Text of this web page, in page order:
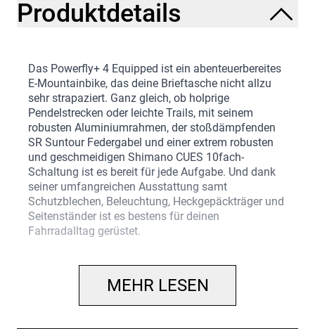
Produktdetails
Das Powerfly+ 4 Equipped ist ein abenteuerbereites
E-Mountainbike, das deine Brieftasche nicht allzu
sehr strapaziert. Ganz gleich, ob holprige
Pendelstrecken oder leichte Trails, mit seinem
robusten Aluminiumrahmen, der stoßdämpfenden
SR Suntour Federgabel und einer extrem robusten
und geschmeidigen Shimano CUES 10fach-
Schaltung ist es bereit für jede Aufgabe. Und dank
seiner umfangreichen Ausstattung samt
Schutzblechen, Beleuchtung, Heckgepäckträger und
Seitenständer ist es bestens für deinen
Fahrradalltag gerüstet.
ausgefahrener Pfade suchst. Für größere Anstiege
wünschst du dir jede Menge Motorunterstützung,
MEHR LESEN